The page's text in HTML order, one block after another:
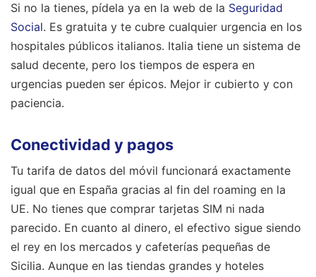
Si no la tienes, pídela ya en la web de la Seguridad
Social. Es gratuita y te cubre cualquier urgencia en los
hospitales públicos italianos. Italia tiene un sistema de
salud decente, pero los tiempos de espera en
urgencias pueden ser épicos. Mejor ir cubierto y con
paciencia.
Conectividad y pagos
Tu tarifa de datos del móvil funcionará exactamente
igual que en España gracias al fin del roaming en la
UE. No tienes que comprar tarjetas SIM ni nada
parecido. En cuanto al dinero, el efectivo sigue siendo
el rey en los mercados y cafeterías pequeñas de
Sicilia. Aunque en las tiendas grandes y hoteles